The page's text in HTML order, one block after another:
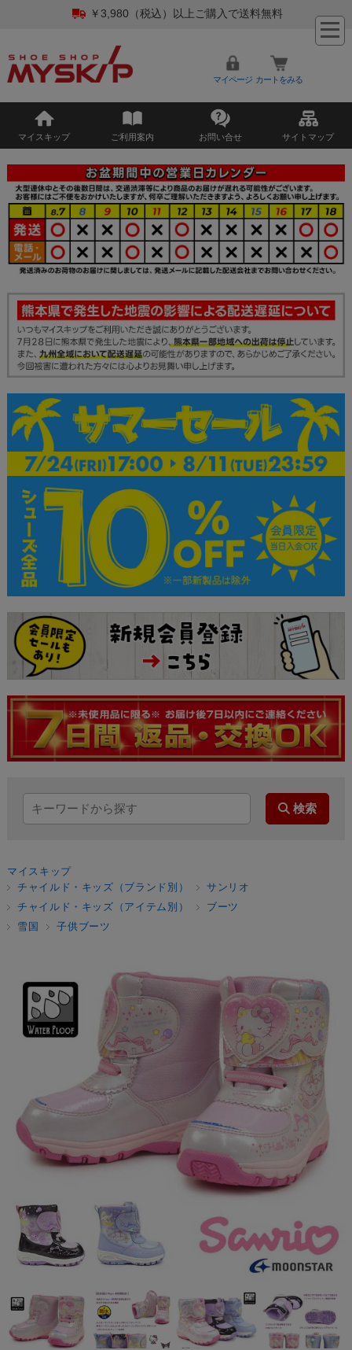
￥3,980（税込）以上ご購入で送料無料
マイページ カートをみる
マイスキップ ご利用案内 お問い合せ サイトマップ
マイスキップ
チャイルド・キッズ（ブランド別）
サンリオ
チャイルド・キッズ（アイテム別）
ブーツ
雪国
子供ブーツ